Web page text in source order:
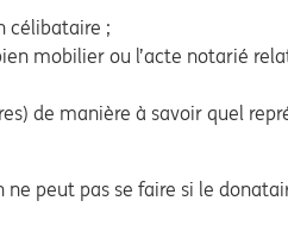
célibataire ;
mobilier ou l’acte notarié
de manière à savoir quel
peut pas se faire si le